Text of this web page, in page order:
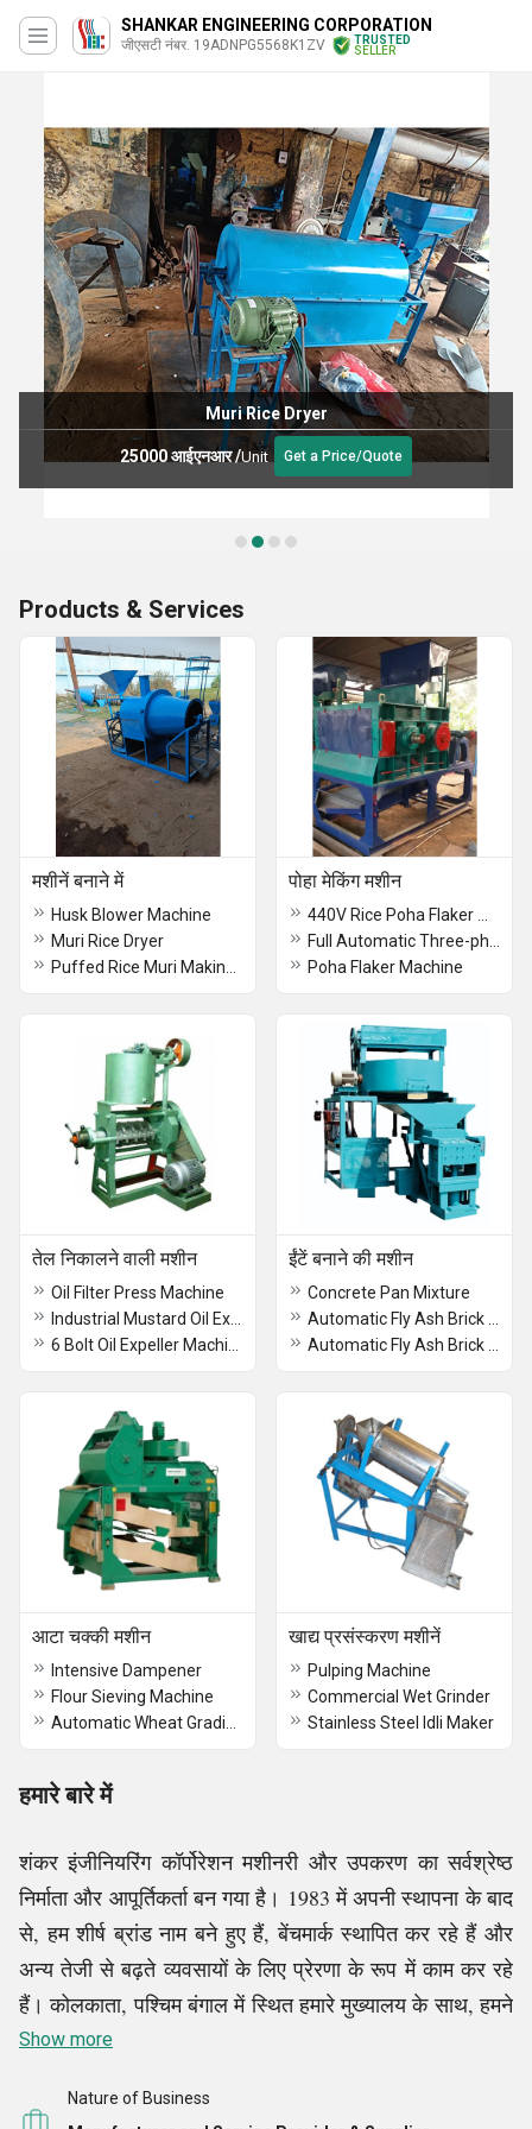
SHANKAR ENGINEERING CORPORATION
जीएसटी नंबर. 19ADNPG5568K1ZV
TRUSTED
SELLER
Muri Rice Dryer
25000 आईएनआर/Unit Get a Price/Quote
Products & Services
मशीनें बनाने में
Husk Blower Machine
Muri Rice Dryer
पोहा मेकिंग मशीन
Poha Flaker Machine
तेल निकालने वाली मशीन
Oil Filter Press Machine
ईंटें बनाने की मशीन
Concrete Pan Mixture
आटा चक्की मशीन
Intensive Dampener
Flour Sieving Machine
खाद्य प्रसंस्करण मशीनें
Pulping Machine
Commercial Wet Grinder
Stainless Steel Idli Maker
हमारे बारे में
शंकर इंजीनियरिंग कॉर्पोरेशन मशीनरी और उपकरण का सर्वश्रेष्ठ
निर्माता और आपूर्तिकर्ता बन गया है। 1983 में अपनी स्थापना के बाद
से, हम शीर्ष ब्रांड नाम बने हुए हैं, बेंचमार्क स्थापित कर रहे हैं और
अन्य तेजी से बढ़ते व्यवसायों के लिए प्रेरणा के रूप में काम कर रहे
हैं। कोलकाता, पश्चिम बंगाल में स्थित हमारे मुख्यालय के साथ, हमने
खुद को मेटल मैकेनिकल मशीनों, खाद्य प्रसंस्करण मशीनरी, तेल
आपूर्तिकर्ता के रूप में स्थापित किया है, अपने व्यापक अनुभव और
Show more
Nature of Business